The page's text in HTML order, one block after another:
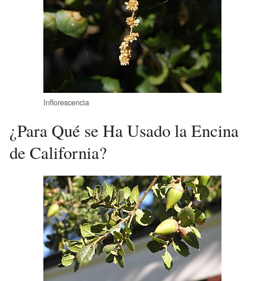
Inflorescencia
¿Para Qué se Ha Usado la Encina
de California?